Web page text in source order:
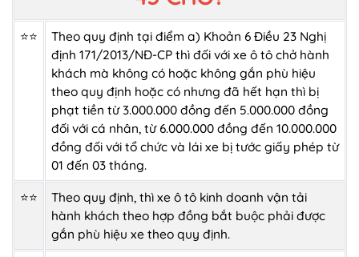
⭐⭐
Theo quy định tại điểm a) Khoản 6 Điều 23 Nghị
định 171/2013/NĐ-CP thì đối với xe ô tô chở hành
khách mà không có hoặc không gắn phù hiệu
theo quy định hoặc có nhưng đã hết hạn thì bị
phạt tiền từ 3.000.000 đồng đến 5.000.000 đồng
đối với cá nhân, từ 6.000.000 đồng đến 10.000.000
đồng đối với tổ chức và lái xe bị tước giấy phép từ
01 đến 03 tháng.
⭐⭐
Theo quy định, thì xe ô tô kinh doanh vận tải
hành khách theo hợp đồng bắt buộc phải được
gắn phù hiệu xe theo quy định.